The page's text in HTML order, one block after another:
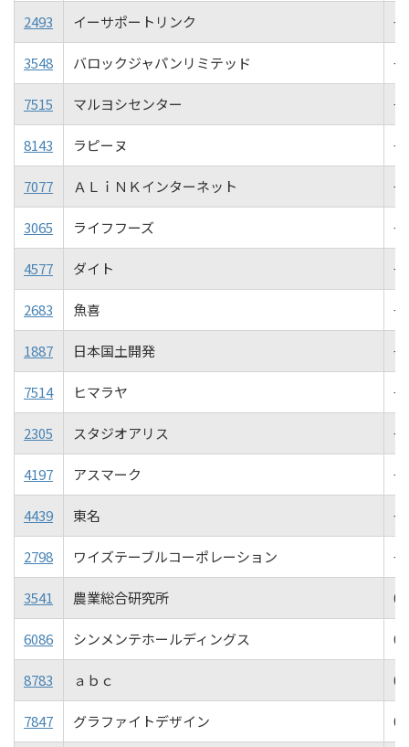
2493 イーサポートリンク
3548 バロックジャパンリミテッド
7515 マルヨシセンター
8143 ラピーヌ
7077 ＡＬｉＮＫインターネット
3065 ライフフーズ
4577 ダイト
2683 魚喜
1887 日本国土開発
7514 ヒマラヤ
2305 スタジオアリス
4197 アスマーク
4439 東名
2798 ワイズテーブルコーポレーション
3541 農業総合研究所
6086 シンメンテホールディングス
8783 ａｂｃ
7847 グラファイトデザイン